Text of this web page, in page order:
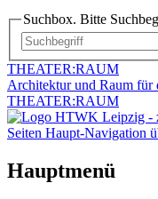
Suchbox. Bitte
THEATER:RAUM
Architektur und Raum für
THEATER:RAUM
Seiten Haupt-Navigation
Hauptmenü